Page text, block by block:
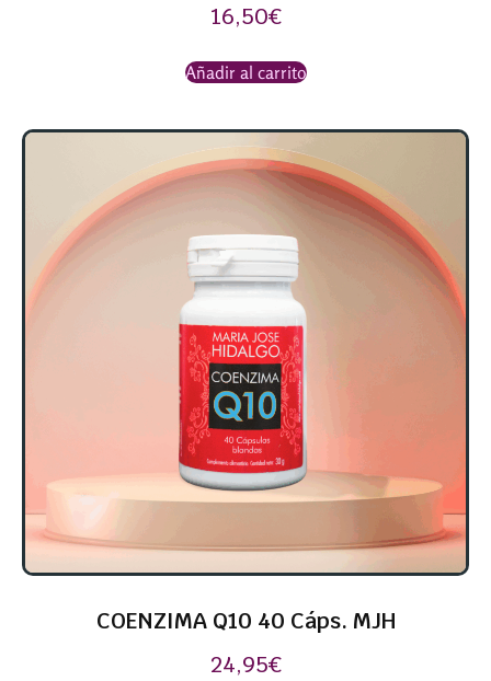
16,50€
Añadir al carrito
COENZIMA Q10 40 Cáps. MJH
24,95€